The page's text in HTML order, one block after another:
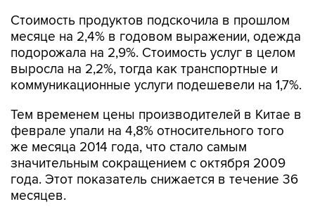
Стоимость продуктов подскочила в прошлом
месяце на 2,4% в годовом выражении, одежда
подорожала на 2,9%. Стоимость услуг в целом
выросла на 2,2%, тогда как транспортные и
коммуникационные услуги подешевели на 1,7%.
Тем временем цены производителей в Китае в
феврале упали на 4,8% относительного того
же месяца 2014 года, что стало самым
значительным сокращением с октября 2009
года. Этот показатель снижается в течение 36
месяцев.